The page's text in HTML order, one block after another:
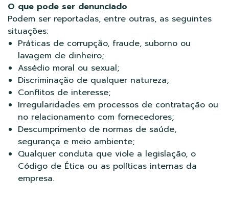
O que pode ser denunciado
Podem ser reportadas, entre outras, as seguintes
situações:
Práticas de corrupção, fraude, suborno ou
lavagem de dinheiro;
Assédio moral ou sexual;
Discriminação de qualquer natureza;
Conflitos de interesse;
Irregularidades em processos de contratação ou
no relacionamento com fornecedores;
Descumprimento de normas de saúde,
segurança e meio ambiente;
Qualquer conduta que viole a legislação, o
Código de Ética ou as políticas internas da
empresa.